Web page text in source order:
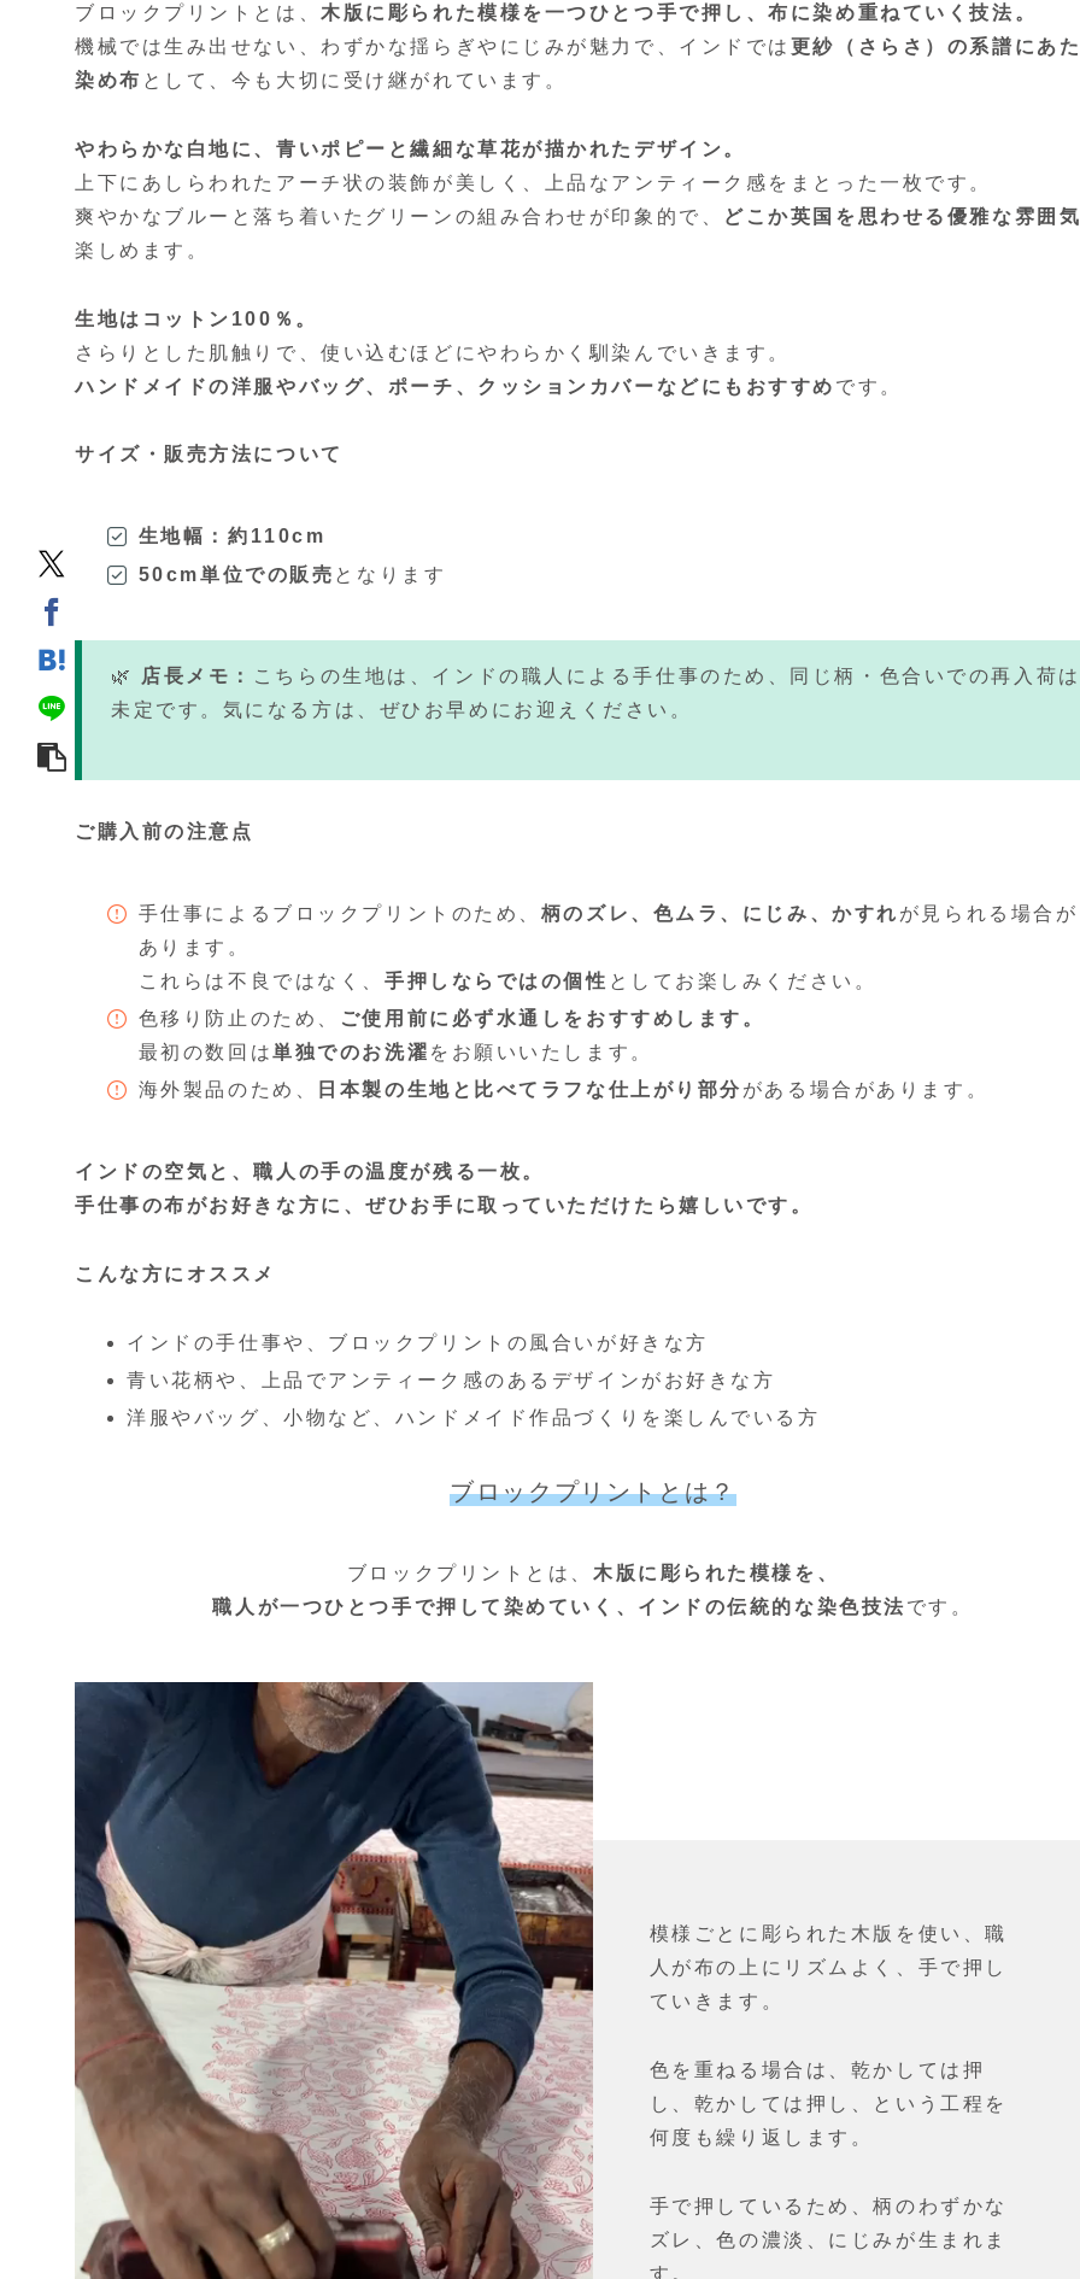
ブロックプリントとは、木版に彫られた模様を一つひとつ手で押し、布に染め重ねていく技法。
機械では生み出せない、わずかな揺らぎやにじみが魅力で、インドでは 更紗（さらさ）の系譜にあ
染め布 として、今も大切に受け継がれています。
やわらかな白地に、青いポピーと繊細な草花が描かれたデザイン。
上下にあしらわれたアーチ状の装飾が美しく、上品なアンティーク感をまとった一枚です。
爽やかなブルーと落ち着いたグリーンの組み合わせが印象的で、
どこか英国を思わせる優雅な雰囲
楽しめます。
生地はコットン100％。
さらりとした肌触りで、使い込むほどにやわらかく馴染んでいきます。
ハンドメイドの洋服やバッグ、ポーチ、クッションカバーなどにもおすすめ です。
サイズ・販売方法について
生地幅：約110cm
50cm単位での販売 となります
🌿 店長メモ：
こちらの生地は、インドの職人による手仕事のため、同じ柄・色合いでの再入荷は
未定です。気になる方は、ぜひお早めにお迎えください。
ご購入前の注意点
手仕事によるブロックプリントのため、 柄のズレ、色ムラ、にじみ、かすれ が見られる場合が
あります。
これらは不良ではなく、 手押しならではの個性 としてお楽しみください。
色移り防止のため、
ご使用前に必ず水通しをおすすめします。
最初の数回は単独でのお洗濯 をお願いいたします。
海外製品のため、
日本製の生地と比べてラフな仕上がり部分 がある場合があります。
インドの空気と、職人の手の温度が残る一枚。
手仕事の布がお好きな方に、ぜひお手に取っていただけたら嬉しいです。
こんな方にオススメ
インドの手仕事や、ブロックプリントの風合いが好きな方
青い花柄や、上品でアンティーク感のあるデザインがお好きな方
洋服やバッグ、小物など、ハンドメイド作品づくりを楽しんでいる方
ブロックプリントとは？
ブロックプリントとは、 木版に彫られた模様を、
職人が一つひとつ手で押して染めていく、 インドの伝統的な染色技法 です。
模様ごとに彫られた木版を使い、職
人が布の上にリズムよく、手で押し
ていきます。
色を重ねる場合は、乾かしては押
し、乾かしては押し、という工程を
何度も繰り返します。
手で押しているため、柄のわずかな
ズレ、色の濃淡、にじみが生まれま
す。